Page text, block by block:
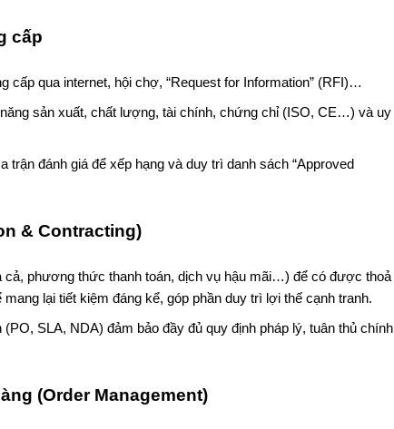
cấp
cấp qua internet, hội chợ, “Request for Information” (RFI)…
sản xuất, chất lượng, tài chính, chứng chỉ (ISO, CE…) và uy
trận đánh giá để xếp hạng và duy trì danh sách “Approved
& Contracting)
cả, phương thức thanh toán, dịch vụ hậu mãi…) để có được thoả
lại tiết kiệm đáng kể, góp phần duy trì lợi thế cạnh tranh.
SLA, NDA) đảm bảo đầy đủ quy định pháp lý, tuân thủ chính
(Order Management)
Polymeric Products VGH (Việt
Hirota Việt Nam